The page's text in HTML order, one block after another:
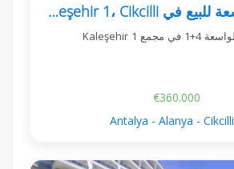
شقة 4+1 واسعة للبيع في Kaleşehir 1، Cikcilli، ألانيا
تقدم هذه الشقة الواسعة 4+1 في مجمع Kaleşehir 1
€360.000
Antalya - Alanya - Cikcilli